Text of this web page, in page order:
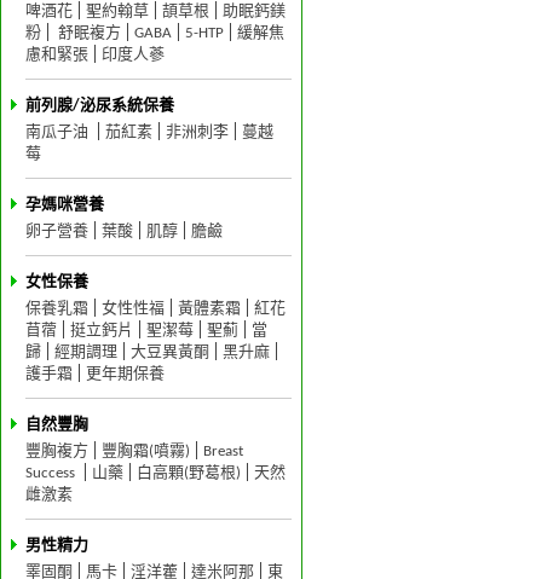
啤酒花
聖約翰草 頡草根
助眠鈣鎂
粉
舒眠複方 GABA 5-HTP
緩解焦
慮和緊張
印度人蔘
前列腺/泌尿系統保養
南瓜子油
茄紅素 非洲刺李
蔓越
莓
孕媽咪營養
卵子營養
葉酸 肌醇 膽鹼
女性保養
保養乳霜
女性性福 黃體素霜
紅花
苜蓿
挺立鈣片 聖潔莓 聖薊
當
歸
經期調理 大豆異黃酮
黑升麻
護手霜
更年期保養
自然豐胸
豐胸複方
豐胸霜(噴霧)
Breast
Success
山藥 白高顆(野葛根)
天然
雌激素
男性精力
睪固酮
馬卡 淫洋藿 達米阿那 東